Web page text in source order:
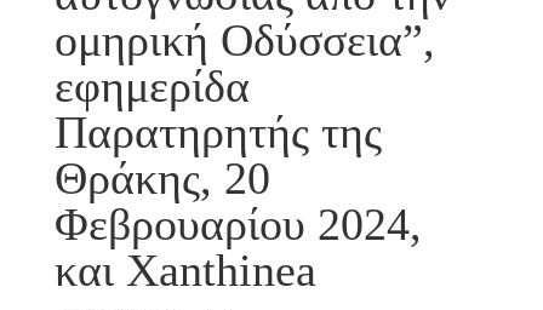
ομηρική Οδύσσεια”,
εφημερίδα
Παρατηρητής της
Θράκης, 20
Φεβρουαρίου 2024,
και Xanthinea